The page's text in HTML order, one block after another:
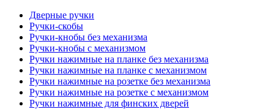
Дверные ручки
Ручки-скобы
Ручки-кнобы без механизма
Ручки-кнобы с механизмом
Ручки нажимные на планке без механизма
Ручки нажимные на планке с механизмом
Ручки нажимные на розетке без механизма
Ручки нажимные на розетке с механизмом
Ручки нажимные для финских дверей